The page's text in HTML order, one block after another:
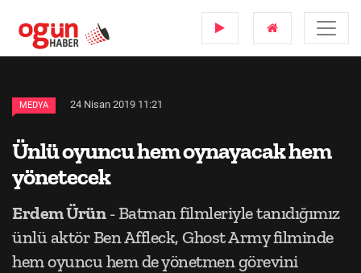
MEDYA 24 Nisan 2019 11:21
Ünlü oyuncu hem oynayacak hem
yönetecek
Erdem Ürün- Batman filmleriyle tanıdığımız
ünlü aktör Ben Affleck, Ghost Army filminde
hem oyuncu hem de yönetmen görevini